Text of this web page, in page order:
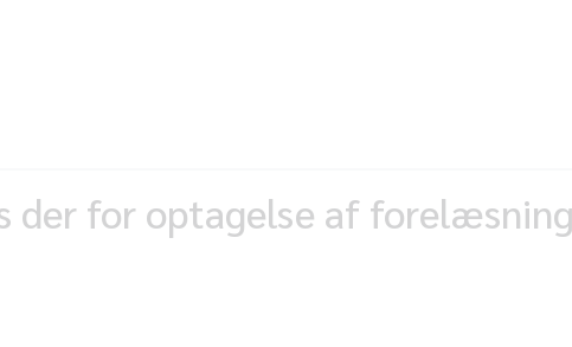
der for optagelse af